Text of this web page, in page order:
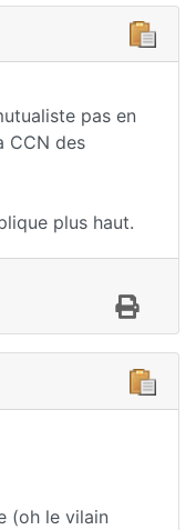
pas en
CCN des
plus haut.
(oh le vilain